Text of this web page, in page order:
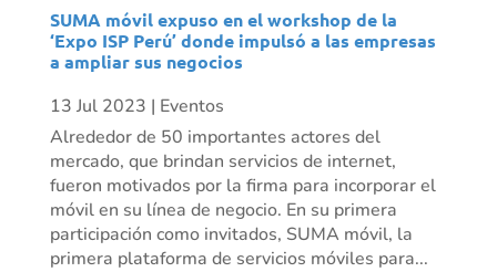
SUMA móvil expuso en el workshop de la
‘Expo ISP Perú’ donde impulsó a las empresas
a ampliar sus negocios
13 Jul 2023 | Eventos
Alrededor de 50 importantes actores del
mercado, que brindan servicios de internet,
fueron motivados por la firma para incorporar el
móvil en su línea de negocio. En su primera
participación como invitados, SUMA móvil, la
primera plataforma de servicios móviles para...